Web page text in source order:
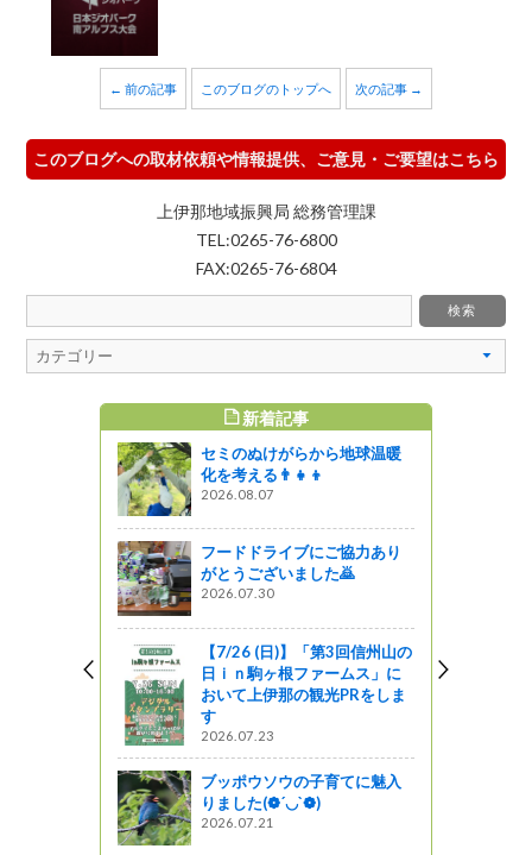
← 前の記事 このブログのトップへ 次の記事 →
このブログへの取材依頼や情報提供、ご意見・ご要望はこちら
上伊那地域振興局 総務管理課
TEL:0265-76-6800
FAX:0265-76-6804
新着記事
セミのぬけがらから地球温暖
化を考える👨‍👧‍👦
2026.08.07
フードドライブにご協力あり
がとうございました🙇
2026.07.30
【7/26 (日)】「第3回信州山の
日ｉｎ駒ヶ根ファームス」に
おいて上伊那の観光PRをしま
す
2026.07.23
ブッポウソウの子育てに魅入
りました(❁´◡`❁)
2026.07.21